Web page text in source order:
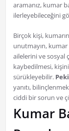
aramanız, kumar
ilerleyebileceğini
Birçok kişi,
unutmayın, kumar
ailelerini ve sosyal
kaybedilmesi,
sürükleyebilir.
yanıtı,
ciddi bir sorun ve
Kumar